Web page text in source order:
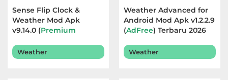
Sense Flip Clock &
Weather Mod Apk
v9.14.0 (Premium
Weather
Weather Advanced for
Android Mod Apk v1.2.2.9
(AdFree) Terbaru 2026
Weather